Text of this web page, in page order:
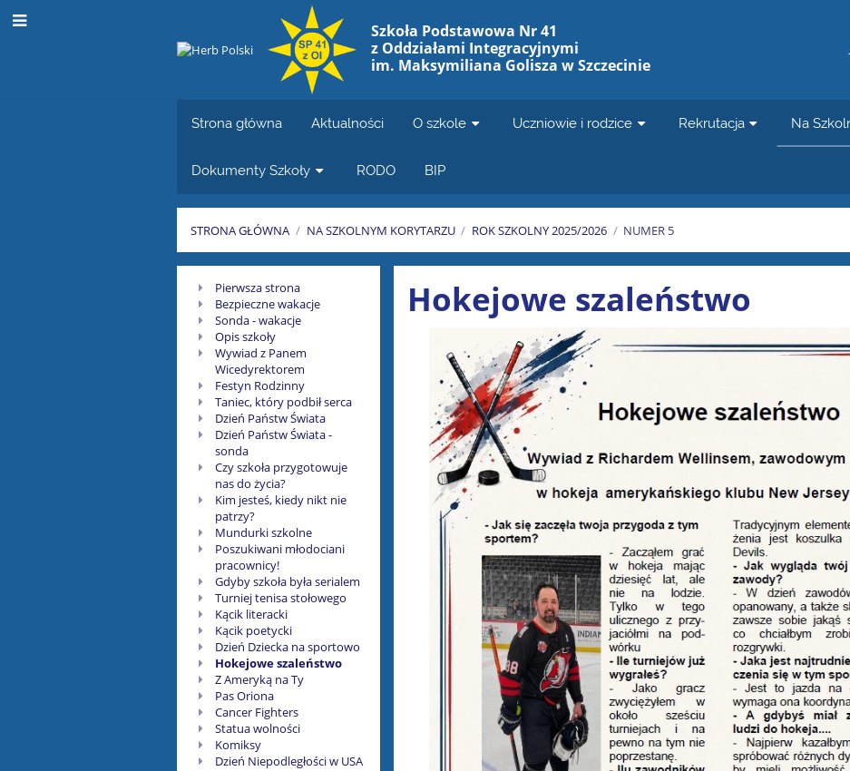
Szkoła Podstawowa Nr 41
z Oddziałami Integracyjnymi
im. Maksymiliana Golisza w Szczecinie
Strona główna Aktualności O szkole Uczniowie i rodzice Rekrutacja Na
Dokumenty Szkoły RODO BIP
STRONA GŁÓWNA / NA SZKOLNYM KORYTARZU / ROK SZKOLNY 2025/2026 / NUMER 5
Numer
Pierwsza strona
Bezpieczne wakacje
Sonda - wakacje
Opis szkoły
Wywiad z Panem
Wicedyrektorem
Festyn Rodzinny
Taniec, który podbił serca
Dzień Państw Świata
Dzień Państw Świata -
sonda
Czy szkoła przygotowuje
nas do życia?
Kim jesteś, kiedy nikt nie
patrzy?
Mundurki szkolne
Poszukiwani młodociani
pracownicy!
Gdyby szkoła była serialem
Turniej tenisa stołowego
Kącik literacki
Kącik poetycki
Dzień Dziecka na sportowo
Hokejowe szaleństwo
Z Ameryką na Ty
Pas Oriona
Cancer Fighters
Statua wolności
Komiksy
Dzień Niepodległości w USA
Hokejowe szaleństwo